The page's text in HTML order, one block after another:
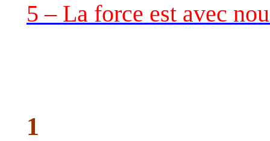
5 – La force est avec
1